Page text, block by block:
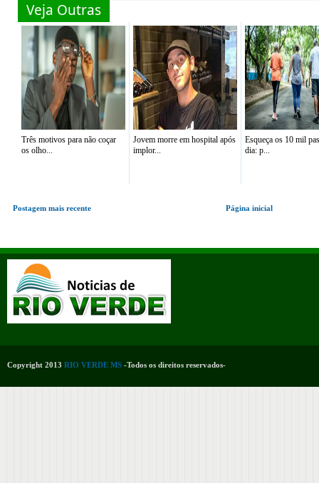
Veja Outras
Três motivos para não coçar
os olho...
Jovem morre em hospital após
implor...
Esqueça os 10 mil
dia: p...
Postagem mais recente Página inicial
Copyright 2013 RIO VERDE MS -Todos os direitos reservados-